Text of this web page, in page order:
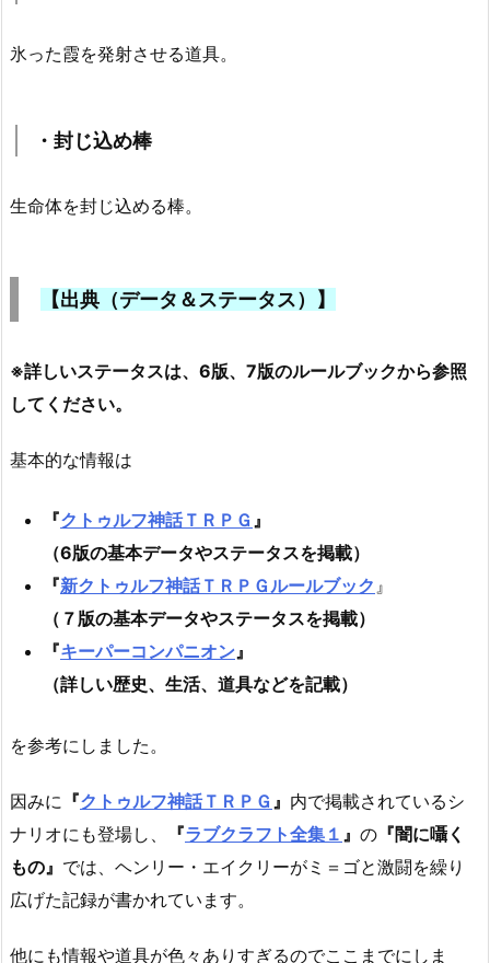
氷った霞を発射させる道具。
・封じ込め棒
生命体を封じ込める棒。
【出典（データ＆ステータス）】
※詳しいステータスは、6版、7版のルールブックから参照
してください。
基本的な情報は
『クトゥルフ神話ＴＲＰＧ 』
（6版の基本データやステータスを掲載）
『新クトゥルフ神話ＴＲＰＧルールブック 』
（７版の基本データやステータスを掲載）
『キーパーコンパニオン』
（詳しい歴史、生活、道具などを記載）
を参考にしました。
因みに 『クトゥルフ神話ＴＲＰＧ 』 内で掲載されているシ
ナリオにも登場し、
『ラブクラフト全集１ 』 の 『闇に囁く
もの』 では、ヘンリー・エイクリーがミ＝ゴと激闘を繰り
広げた記録が書かれています。
他にも情報や道具が色々ありすぎるのでここまでにしま